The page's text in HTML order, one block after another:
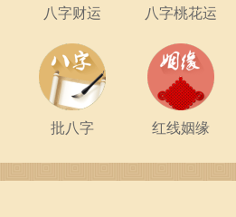
八字财运 八字桃花运
批八字 红线姻缘